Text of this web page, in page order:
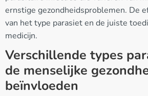
ernstige gezondheidsproblemen. De
van het type parasiet en de juiste
medicijn.
Verschillende types
de menselijke
beïnvloeden